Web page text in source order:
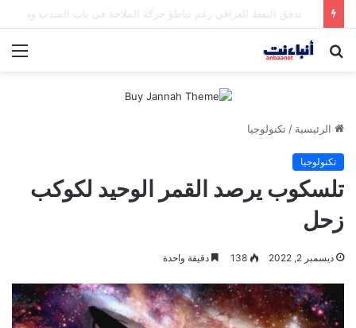
مقتل شخصين وإصابة 5 في إطلاق نار بمهرجان بمدينة سياتل الأميركية
بحث
الرئيسية / تكنولوجيا
تكنولوجيا
تلسكوب يرصد القمر الوحيد لكوكب
زحل
ديسمبر 2, 2022 138 دقيقة واحدة